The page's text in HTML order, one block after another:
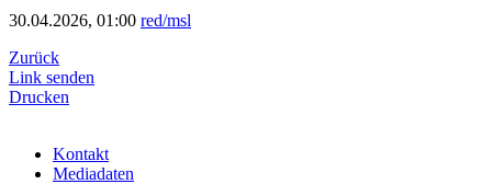
30.04.2026, 01:00 red/msl
Zurück
Link senden
Drucken
Kontakt
Mediadaten